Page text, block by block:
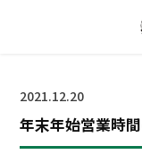
チラシ情報
2021.12.20
年末年始営業時